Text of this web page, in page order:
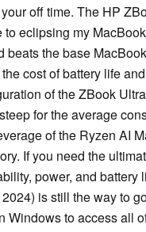
off time. The HP
eclipsing my
beats the base
cost of battery life
of the ZBook
for the average
of the Ryzen AI
If you need the
power, and battery
is still the way to
Windows to access all